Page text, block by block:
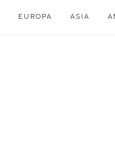
EUROPA ASIA